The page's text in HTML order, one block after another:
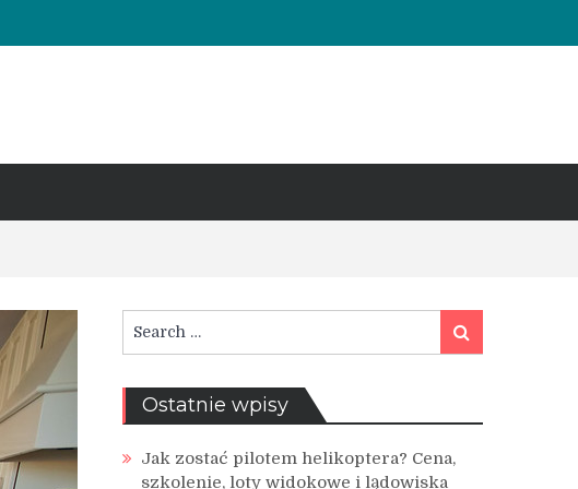
for:
Search
Ostatnie wpisy
Jak zostać pilotem helikoptera? Cena,
szkolenie, loty widokowe i lądowiska